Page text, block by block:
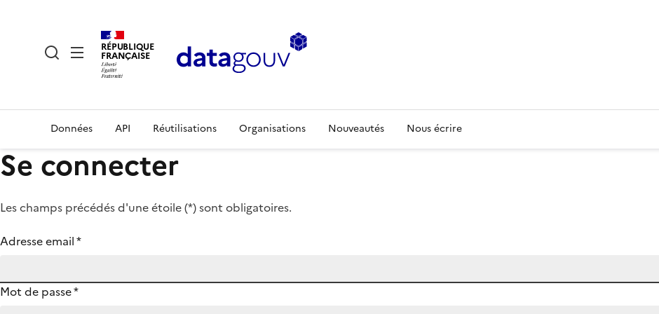
RÉPUBLIQUE
FRANÇAISE
Données API Réutilisations Organisations Nouveautés Nous écrire
Se connecter
Les champs précédés d'une étoile (*) sont obligatoires.
Adresse email*
Mot de passe*